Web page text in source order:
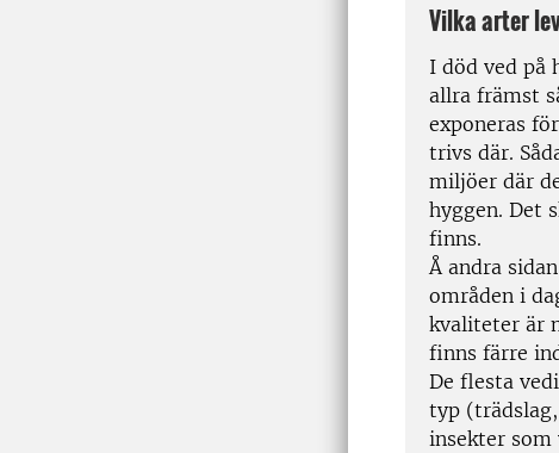
Vilka arter
I död ved på
allra främst
exponeras
trivs där.
miljöer där
hyggen. Det
finns.
Å andra
områden i
kvaliteter är
finns färre
De flesta
typ
insekter som